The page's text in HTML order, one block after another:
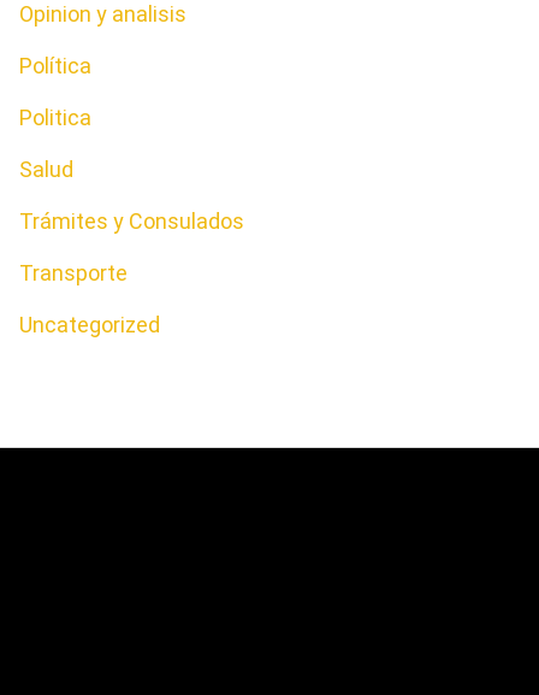
Opinion y analisis
Política
Politica
Salud
Trámites y Consulados
Transporte
Uncategorized